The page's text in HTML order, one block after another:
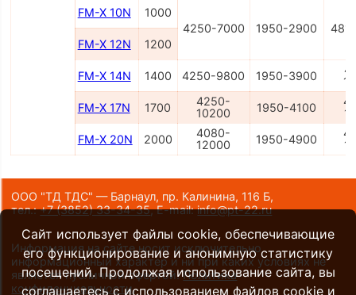
FM-X 10N
1000
4250-7000
1950-2900
FM-X 12N
1200
FM-X 14N 1400 4250-9800 1950-3900
FM-X 17N
1700
4250-
10200
1950-4100
FM-X 20N
2000
4080-
12000
1950-4900
ООО "ТД ТДС" — Барнаул, пр. Калинина, 116 Б,
тел.:+7 (3852) 33-34-35,E-mail:info@pt-22.ru
Информация на сайте носит исключительно
информационный характер и ни при каких условиях не
является публичной офертой.Политика
конфиденциальности.
Сайт использует файлы cookie, обеспечивающие
его функционирование и анонимную статистику
посещений. Продолжая использование сайта, вы
соглашаетесь с использованием файлов cookie и